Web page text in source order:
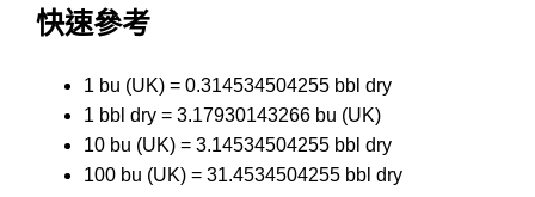
快速參考
1 bu (UK) = 0.314534504255 bbl dry
1 bbl dry = 3.17930143266 bu (UK)
10 bu (UK) = 3.14534504255 bbl dry
100 bu (UK) = 31.4534504255 bbl dry